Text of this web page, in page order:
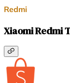
Redmi
Xiaomi Redmi